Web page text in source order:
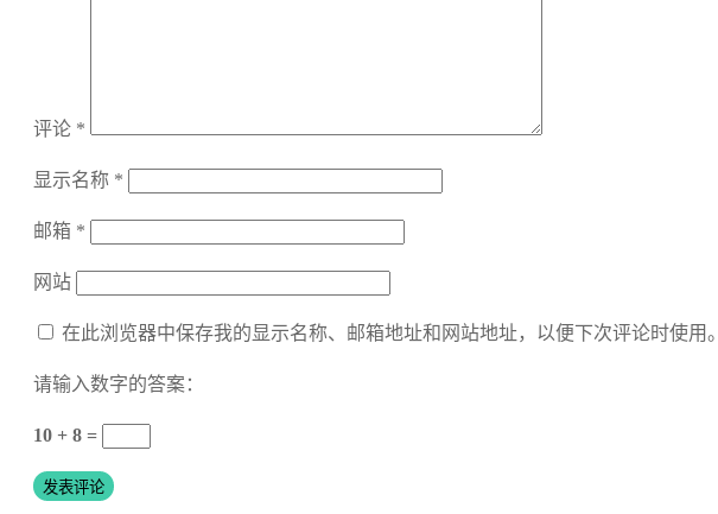
评论 *
显示名称 *
邮箱 *
网站
在此浏览器中保存我的显示名称、邮箱地址和网站地址，以便下次评论时使用。
请输入数字的答案：
10 + 8 =